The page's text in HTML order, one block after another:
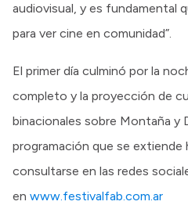
audiovisual, y es fundamental
para ver cine en comunidad”.
El primer día culminó por la
completo y la proyección de
binacionales sobre Montaña y
programación que se extiende
consultarse en las redes
en www.festivalfab.com.ar